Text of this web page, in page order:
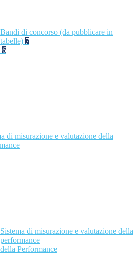
Bandi di concorso (da pubblicare in
tabelle) 7
6
di misurazione e valutazione della
Sistema di misurazione e valutazione della
performance
Performance